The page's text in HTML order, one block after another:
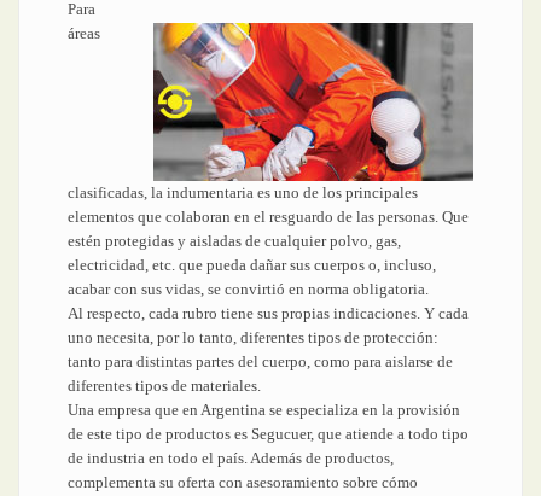
Para
áreas
clasificadas, la indumentaria es uno de los principales
elementos que colaboran en el resguardo de las personas. Que
estén protegidas y aisladas de cualquier polvo, gas,
electricidad, etc. que pueda dañar sus cuerpos o, incluso,
acabar con sus vidas, se convirtió en norma obligatoria.
Al respecto, cada rubro tiene sus propias indicaciones. Y cada
uno necesita, por lo tanto, diferentes tipos de protección:
tanto para distintas partes del cuerpo, como para aislarse de
diferentes tipos de materiales.
Una empresa que en Argentina se especializa en la provisión
de este tipo de productos es Segucuer, que atiende a todo tipo
de industria en todo el país. Además de productos,
complementa su oferta con asesoramiento sobre cómo